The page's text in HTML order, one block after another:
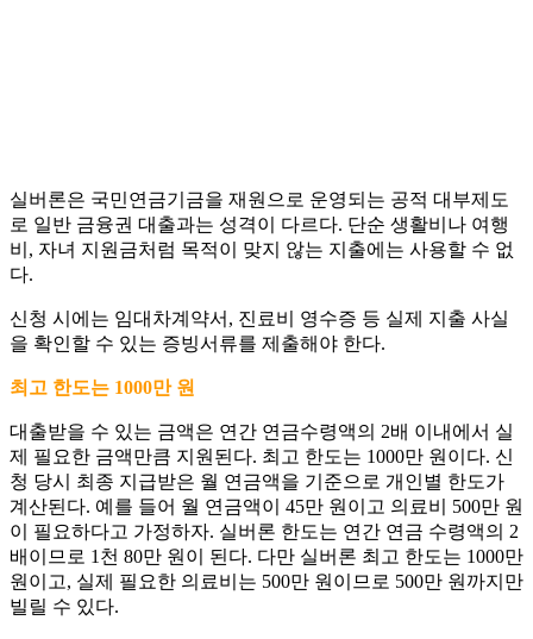
실버론은 국민연금기금을 재원으로 운영되는 공적 대부제도
로 일반 금융권 대출과는 성격이 다르다. 단순 생활비나 여행
비, 자녀 지원금처럼 목적이 맞지 않는 지출에는 사용할 수 없
다.
신청 시에는 임대차계약서, 진료비 영수증 등 실제 지출 사실
을 확인할 수 있는 증빙서류를 제출해야 한다.
최고 한도는 1000만 원
대출받을 수 있는 금액은 연간 연금수령액의 2배 이내에서 실
제 필요한 금액만큼 지원된다. 최고 한도는 1000만 원이다. 신
청 당시 최종 지급받은 월 연금액을 기준으로 개인별 한도가
계산된다. 예를 들어 월 연금액이 45만 원이고 의료비 500만 원
이 필요하다고 가정하자. 실버론 한도는 연간 연금 수령액의 2
배이므로 1천 80만 원이 된다. 다만 실버론 최고 한도는 1000만
원이고, 실제 필요한 의료비는 500만 원이므로 500만 원까지만
빌릴 수 있다.